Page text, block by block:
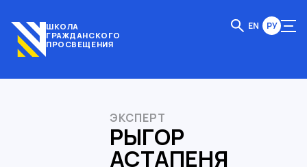
ШКОЛА
ГРАЖДАНСКОГО
ПРОСВЕЩЕНИЯ
EN РУ
ЭКСПЕРТ
РЫГОР
АСТАПЕНЯ